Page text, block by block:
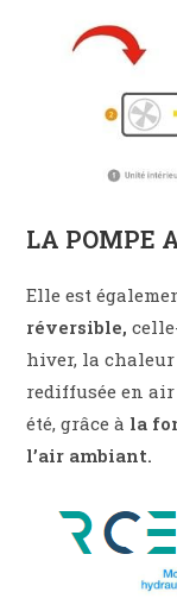
LA POMPE
Elle est
réversible,
hiver, la chaleur
rediffusée en
été, grâce à la
l’air ambiant.